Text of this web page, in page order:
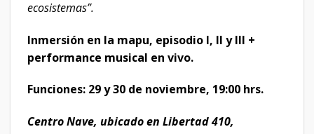
ecosistemas”.
Inmersión en la mapu, episodio I, II y III +
performance musical en vivo.
Funciones: 29 y 30 de noviembre, 19:00 hrs.
Centro Nave, ubicado en Libertad 410,